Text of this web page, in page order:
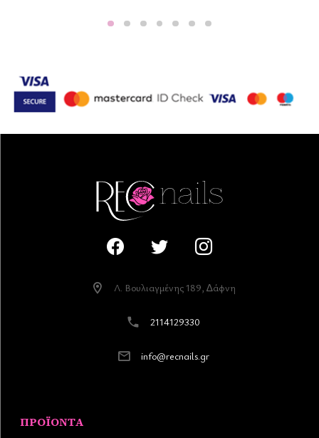
Λ. Βουλιαγµένης 189, ∆άφνη
2114129330
info@recnails.gr
ΠΡΟΪΌΝΤΑ